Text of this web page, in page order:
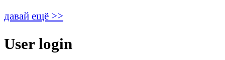
давай ещё >>
User login